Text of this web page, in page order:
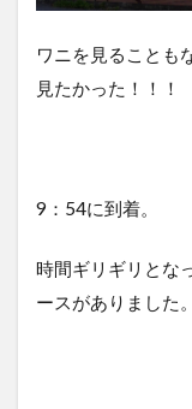
ワニを見ることも
見たかった！！！
9：54に到着。
時間ギリギリとな
ースがありました。